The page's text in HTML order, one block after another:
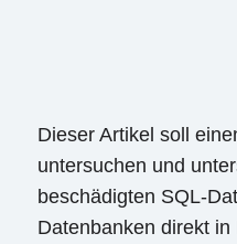
Dieser Artikel soll
untersuchen und
beschädigten SQL-
Datenbanken direkt